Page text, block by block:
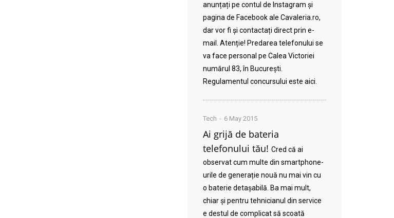
anunțați pe contul de Instagram și
pagina de Facebook ale Cavaleria.ro,
dar vor fi și contactați direct prin e-
mail. Atenție! Predarea telefonului se
va face personal pe Calea Victoriei
numărul 83, în București.
Regulamentul concursului este aici.
Tech 6 May 2015
Ai grijă de bateria
telefonului tău! Cred că ai
observat cum multe din smartphone-
urile de generație nouă nu mai vin cu
o baterie detașabilă. Ba mai mult,
chiar și pentru tehnicianul din service
e destul de complicat să scoată